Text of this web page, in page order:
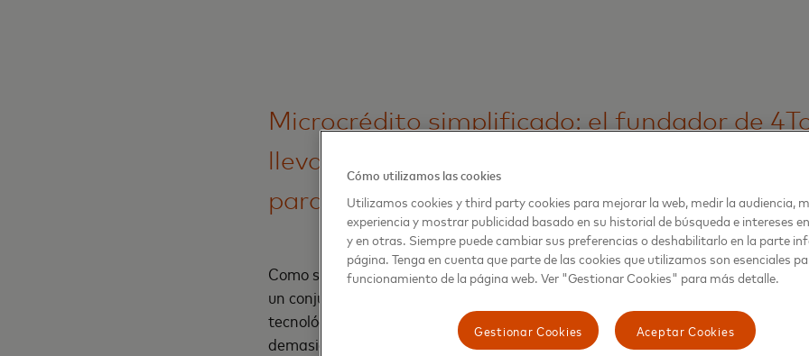
Microcrédito simplificado: el fundador de
lleva la inteligencia artificial a los
para pequeñas empresas
Como surfista, Albert Scarasso aprendió a montar en las olas del océano
un conjunto de habilidades que también ha beneficiado su carrera de 30
tecnológico: “Me he centrado en cómo puedes escalar y cambiar, lo cual es
demasiado pronto, nadie te sigue y pierdes la ola ".
Cómo utilizamos las cookies
Utilizamos cookies y third party cookies para mejorar la web, medir la audiencia,
experiencia y mostrar publicidad basado en su historial de búsqueda e intereses
y en otras. Siempre puede cambiar sus preferencias o deshabilitarlo en la parte
página. Tenga en cuenta que parte de las cookies que utilizamos son esenciales
funcionamiento de la página web. Ver "Gestionar Cookies" para más detalle.
Aceptar Cookies
Gestionar Cookies